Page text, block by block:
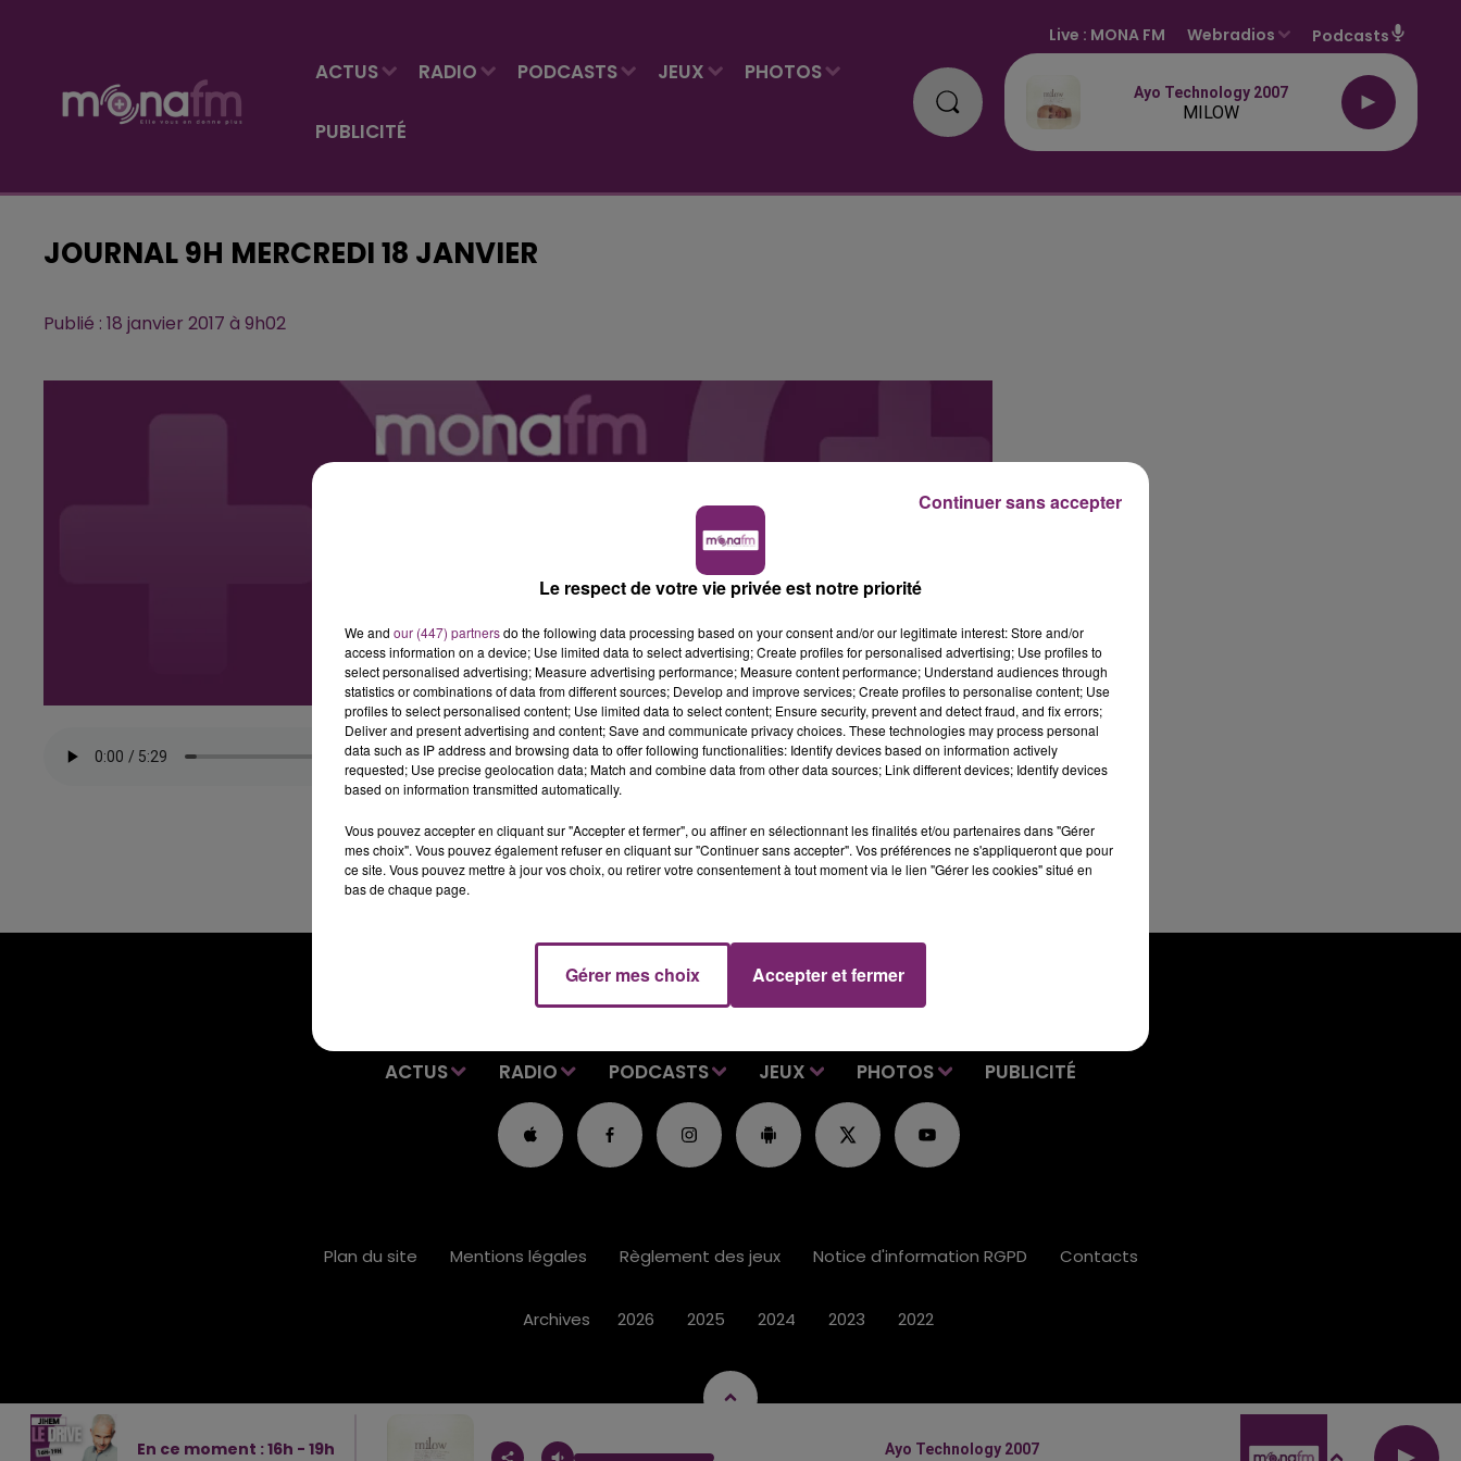
ACTUS RADIO PODCASTS JEUX PHOTOS
PUBLICITÉ
Live : MONA FM Webradios Podcasts
Ayo Technology 2007
MILOW
JOURNAL 9H MERCREDI 18 JANVIER
Publié : 18 janvier 2017 à 9h02
ACTUS RADIO PODCASTS JEUX PHOTOS PUBLICITÉ
En ce moment :16h - 19h
Ayo Technology 2007
Plan du site Mentions légales Règlement des jeux Notice d'information RGPD Contacts
Archives 2026 2025 2024 2023 2022
Le respect de votre vie privée est notre priorité
We and our (447) partnersdo the following data processing based on your consent and/or our legitimate interest: Store and/or
access information on a device; Use limited data to select advertising; Create profiles for personalised advertising; Use profiles to
select personalised advertising; Measure advertising performance; Measure content performance; Understand audiences through
statistics or combinations of data from different sources; Develop and improve services; Create profiles to personalise content; Use
profiles to select personalised content; Use limited data to select content; Ensure security, prevent and detect fraud, and fix errors;
Deliver and present advertising and content; Save and communicate privacy choices. These technologies may process personal
data such as IP address and browsing data to offer following functionalities: Identify devices based on information actively
requested; Use precise geolocation data; Match and combine data from other data sources; Link different devices; Identify devices
based on information transmitted automatically.
Vous pouvez accepter en cliquant sur "Accepter et fermer", ou affiner en sélectionnant les finalités et/ou partenaires dans "Gérer
mes choix". Vous pouvez également refuser en cliquant sur "Continuer sans accepter". Vos préférences ne s'appliqueront que pour
ce site. Vous pouvez mettre à jour vos choix, ou retirer votre consentement à tout moment via le lien "Gérer les cookies" situé en
bas de chaque page.
Gérer mes choix Accepter et fermer
Continuer sans accepter